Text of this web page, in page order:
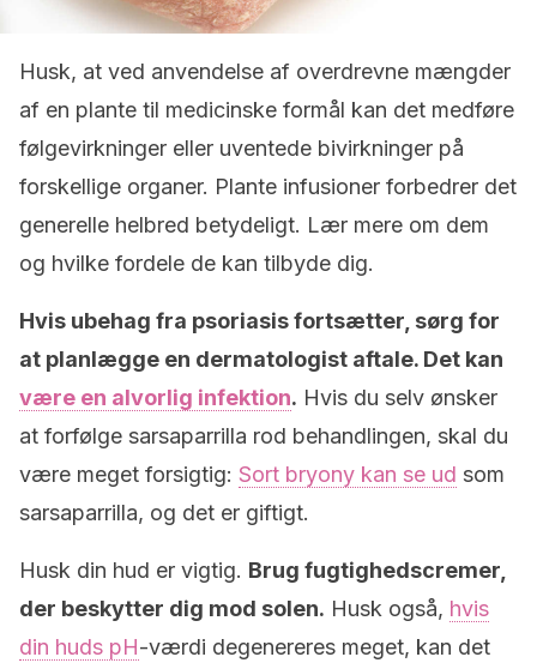
Husk, at ved anvendelse af overdrevne mængder
af en plante til medicinske formål kan det medføre
følgevirkninger eller uventede bivirkninger på
forskellige organer. Plante infusioner forbedrer det
generelle helbred betydeligt. Lær mere om dem
og hvilke fordele de kan tilbyde dig.
Hvis ubehag fra psoriasis fortsætter, sørg for
at planlægge en dermatologist aftale. Det kan
være en alvorlig infektion. Hvis du selv ønsker
at forfølge sarsaparrilla rod behandlingen, skal du
være meget forsigtig: Sort bryony kan se ud som
sarsaparrilla, og det er giftigt.
Husk din hud er vigtig. Brug fugtighedscremer,
der beskytter dig mod solen. Husk også, hvis
din huds pH-værdi degenereres meget, kan det